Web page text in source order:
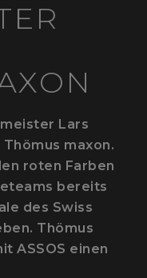
Lars
maxon.
roten Farben
bereits
des Swiss
Thömus
ASSOS einen